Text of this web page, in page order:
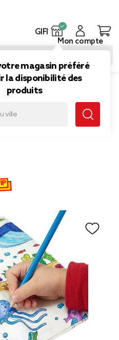
GIFI
magasin préféré
la disponibilité des
produits
Mon compte
à colorier
de couleur
2,49 € à 1,24 €